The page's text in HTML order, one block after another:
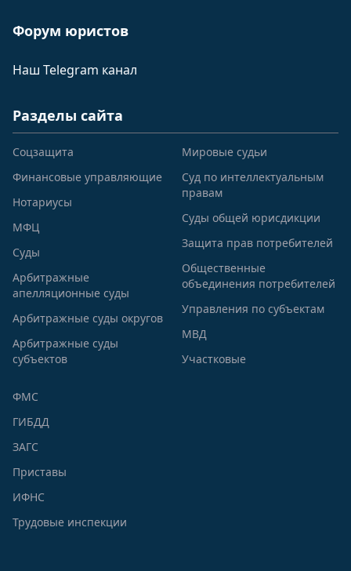
Форум юристов
Наш Telegram канал
Разделы сайта
Соцзащита
Финансовые управляющие
Нотариусы
МФЦ
Суды
Арбитражные
апелляционные суды
Арбитражные суды округов
Арбитражные суды
субъектов
Мировые судьи
Суд по интеллектуальным
правам
Суды общей юрисдикции
Защита прав потребителей
Общественные
объединения потребителей
Управления по субъектам
МВД
Участковые
ФМС
ГИБДД
ЗАГС
Приставы
ИФНС
Трудовые инспекции